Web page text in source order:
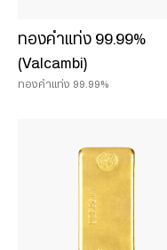
ทองคำแท่ง 99.99%
(Valcambi)
ทองคำแท่ง 99.99%